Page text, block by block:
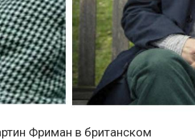
Фриман в британском